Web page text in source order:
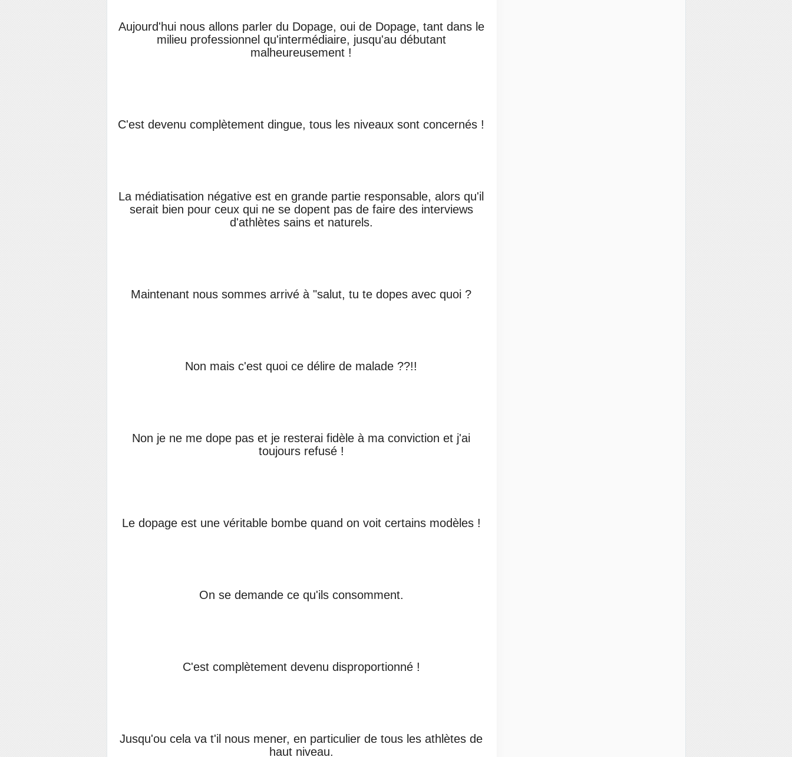
Aujourd'hui nous allons parler du Dopage, oui de Dopage, tant dans le
milieu professionnel qu'intermédiaire, jusqu'au débutant
malheureusement !
C'est devenu complètement dingue, tous les niveaux sont concernés !
La médiatisation négative est en grande partie responsable, alors qu'il
serait bien pour ceux qui ne se dopent pas de faire des interviews
d'athlètes sains et naturels.
Maintenant nous sommes arrivé à "salut, tu te dopes avec quoi ?
Non mais c'est quoi ce délire de malade ??!!
Non je ne me dope pas et je resterai fidèle à ma conviction et j'ai
toujours refusé !
Le dopage est une véritable bombe quand on voit certains modèles !
On se demande ce qu'ils consomment.
C'est complètement devenu disproportionné !
Jusqu'ou cela va t'il nous mener, en particulier de tous les athlètes de
haut niveau.